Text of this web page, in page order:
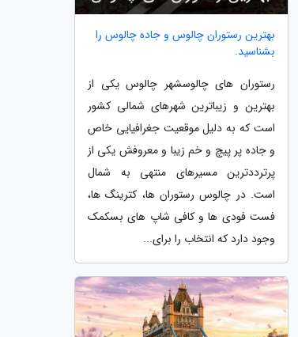
بهترین رستوران چالوس و جاده چالوس را
بشناسید.
رستوران های چالوسشهر چالوس یکی از
بهترین و زیباترین شهرهای شمالی کشور
است که به دلیل موقعیت جغرافیایی خاص
و جاده پر پیچ و خم زیبا و معروفش یکی از
پرترددترین مسیرهای منتهی به شمال
است. در چالوس رستوران ها، کترینگ ها،
فست فودی ها و کافی شاپ های بسکمک
وجود دارد که انتخاب را برای...